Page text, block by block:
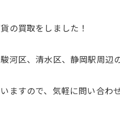
の買取をしました！
河区、清水区、静岡駅周辺
ますので、気軽に問い合わ